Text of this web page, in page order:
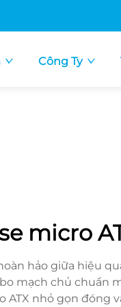
Công Ty
micro
hảo giữa hiệu
mạch chủ chuẩn
ATX nhỏ gọn